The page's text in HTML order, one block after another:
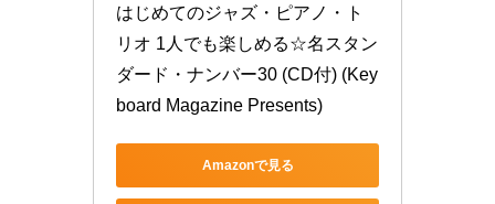
はじめてのジャズ・ピアノ・ト
リオ 1人でも楽しめる☆名スタン
ダード・ナンバー30 (CD付) (Key
board Magazine Presents)
Amazonで見る